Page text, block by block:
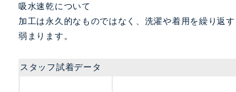
吸水速乾について
加工は永久的なものではなく、洗濯や着用を繰り返
弱まります。
スタッフ試着データ